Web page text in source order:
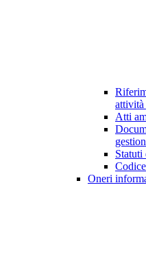
attività
Atti
Statuti
Oneri